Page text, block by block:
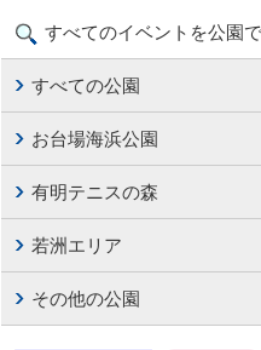
すべてのイベントを公園
すべての公園
お台場海浜公園
有明テニスの森
若洲エリア
その他の公園